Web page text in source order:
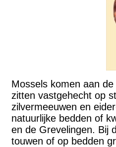
Mossels komen aan
zitten vastgehecht op
zilvermeeuwen en
natuurlijke bedden of
en de Grevelingen. Bij
touwen of op bedden